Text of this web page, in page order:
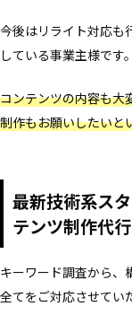
今後はリライト対応も
している事業主様です。
コンテンツの内容も大
制作もお願いしたいと
最新技術系ス
テンツ制作代行
キーワード調査から、
全てをご対応させてい